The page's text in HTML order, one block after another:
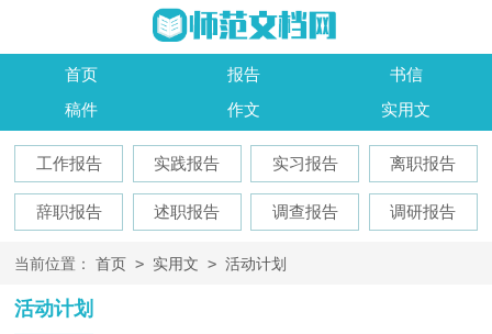
首页 报告
书信
稿件
作文 实用文
工作报告 实践报告 实习报告 离职报告
辞职报告 述职报告 调查报告 调研报告
当前位置： 首页 > 实用文 > 活动计划
活动计划